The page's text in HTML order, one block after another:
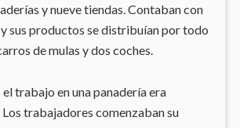
y nueve tiendas. Contaban con
sus productos se distribuían por todo
de mulas y dos coches.
el trabajo en una panadería era
trabajadores comenzaban su